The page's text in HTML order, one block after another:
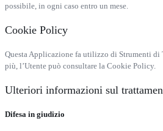
possibile, in ogni caso entro un mese.
Cookie Policy
Questa Applicazione fa utilizzo di Strumenti di
più, l’Utente può consultare la Cookie Policy.
Ulteriori informazioni sul
Difesa in giudizio